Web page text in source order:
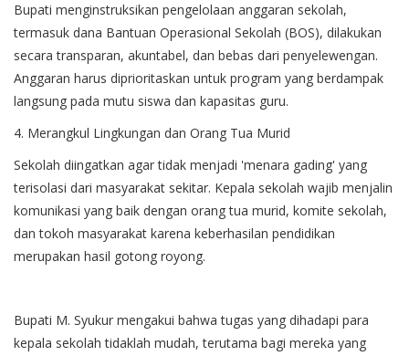
Bupati menginstruksikan pengelolaan anggaran sekolah,
termasuk dana Bantuan Operasional Sekolah (BOS), dilakukan
secara transparan, akuntabel, dan bebas dari penyelewengan.
Anggaran harus diprioritaskan untuk program yang berdampak
langsung pada mutu siswa dan kapasitas guru.
4. Merangkul Lingkungan dan Orang Tua Murid
Sekolah diingatkan agar tidak menjadi 'menara gading' yang
terisolasi dari masyarakat sekitar. Kepala sekolah wajib menjalin
komunikasi yang baik dengan orang tua murid, komite sekolah,
dan tokoh masyarakat karena keberhasilan pendidikan
merupakan hasil gotong royong.
Bupati M. Syukur mengakui bahwa tugas yang dihadapi para
kepala sekolah tidaklah mudah, terutama bagi mereka yang